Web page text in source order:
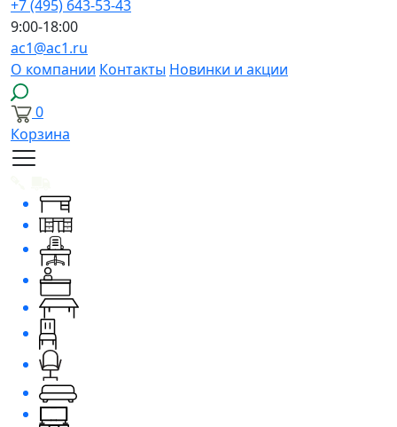
+7 (495) 643-53-43
9:00-18:00
ac1@ac1.ru
О компании Контакты Новинки и акции
0
Корзина